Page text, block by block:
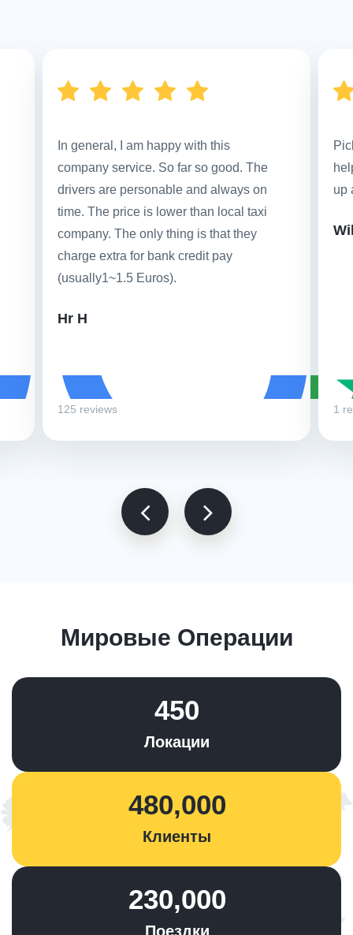
In general, I am happy with this
company service. So far so good. The
drivers are personable and always on
time. The price is lower than local taxi
company. The only thing is that they
charge extra for bank credit pay
(usually1~1.5 Euros).
Hr H
125 reviews
up
1
Мировые Операции
450
Локации
480,000
Клиенты
230,000
Поездки